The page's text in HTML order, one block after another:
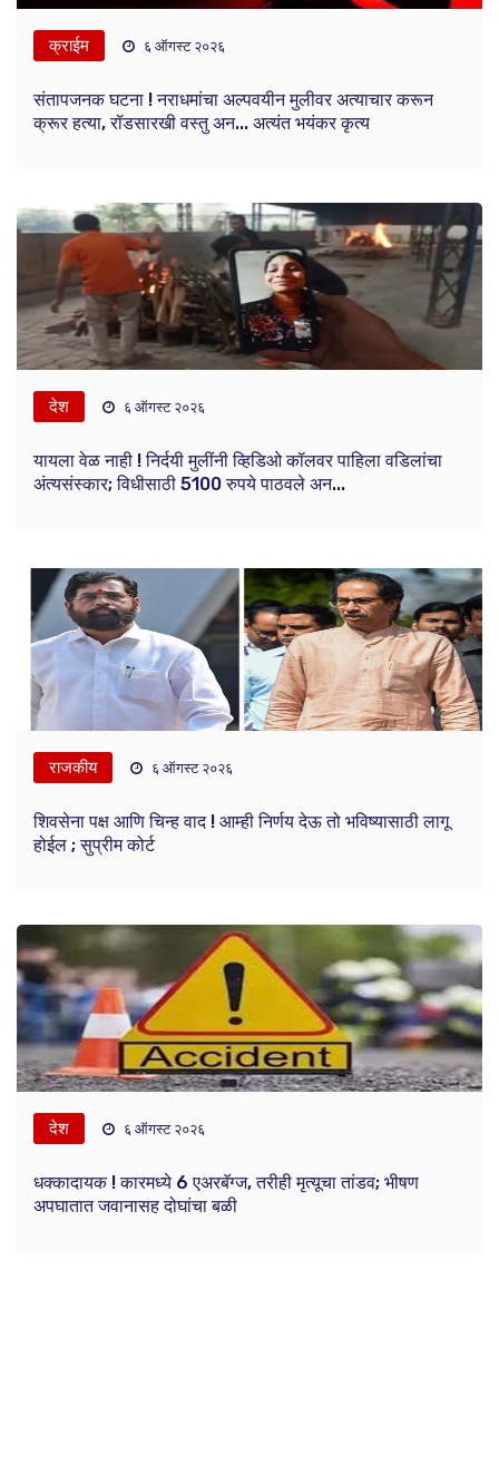
क्राईम ६ ऑगस्ट २०२६
संतापजनक घटना ! नराधमांचा अल्पवयीन मुलीवर अत्याचार करून
क्रूर हत्या, रॉडसारखी वस्तु अन... अत्यंत भयंकर कृत्य
देश ६ ऑगस्ट २०२६
यायला वेळ नाही ! निर्दयी मुलींनी व्हिडिओ कॉलवर पाहिला वडिलांचा
अंत्यसंस्कार; विधीसाठी 5100 रुपये पाठवले अन...
राजकीय ६ ऑगस्ट २०२६
शिवसेना पक्ष आणि चिन्ह वाद ! आम्ही निर्णय देऊ तो भविष्यासाठी लागू
होईल ; सुप्रीम कोर्ट
देश ६ ऑगस्ट २०२६
धक्कादायक ! कारमध्ये 6 एअरबॅग्ज, तरीही मृत्यूचा तांडव; भीषण
अपघातात जवानासह दोघांचा बळी